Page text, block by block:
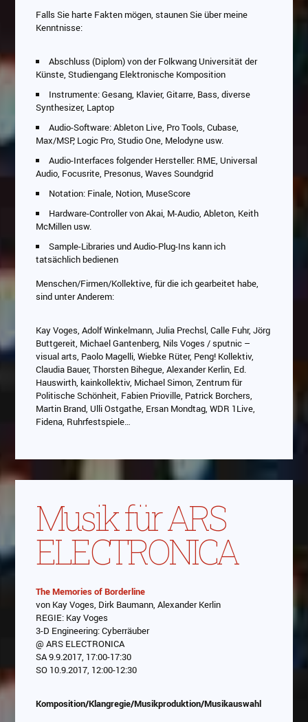
Falls Sie harte Fakten mögen, staunen Sie über meine
Kenntnisse:
Abschluss (Diplom) von der Folkwang Universität der
Künste, Studiengang Elektronische Komposition
Instrumente: Gesang, Klavier, Gitarre, Bass, diverse
Synthesizer, Laptop
Audio-Software: Ableton Live, Pro Tools, Cubase,
Max/MSP, Logic Pro, Studio One, Melodyne usw.
Audio-Interfaces folgender Hersteller: RME, Universal
Audio, Focusrite, Presonus, Waves Soundgrid
Notation: Finale, Notion, MuseScore
Hardware-Controller von Akai, M-Audio, Ableton, Keith
McMillen usw.
Sample-Libraries und Audio-Plug-Ins kann ich
tatsächlich bedienen
Menschen/Firmen/Kollektive, für die ich gearbeitet habe,
sind unter Anderem:
Kay Voges, Adolf Winkelmann, Julia Prechsl, Calle Fuhr, Jörg
Buttgereit, Michael Gantenberg, Nils Voges / sputnic –
visual arts, Paolo Magelli, Wiebke Rüter, Peng! Kollektiv,
Claudia Bauer, Thorsten Bihegue, Alexander Kerlin, Ed.
Hauswirth, kainkollektiv, Michael Simon, Zentrum für
Politische Schönheit, Fabien Prioville, Patrick Borchers,
Martin Brand, Ulli Ostgathe, Ersan Mondtag, WDR 1Live,
Fidena, Ruhrfestspiele…
Musik für ARS
ELECTRONICA
Abspielen
Das Video wird von Youtube eingebettet
abespielt. Es gilt die
The Memories of Borderline
von Kay Voges, Dirk Baumann, Alexander Kerlin
REGIE: Kay Voges
3-D Engineering: Cyberräuber
@ ARS ELECTRONICA
SA 9.9.2017, 17:00-17:30
SO 10.9.2017, 12:00-12:30
Komposition/Klangregie/Musikproduktion/Musikauswahl